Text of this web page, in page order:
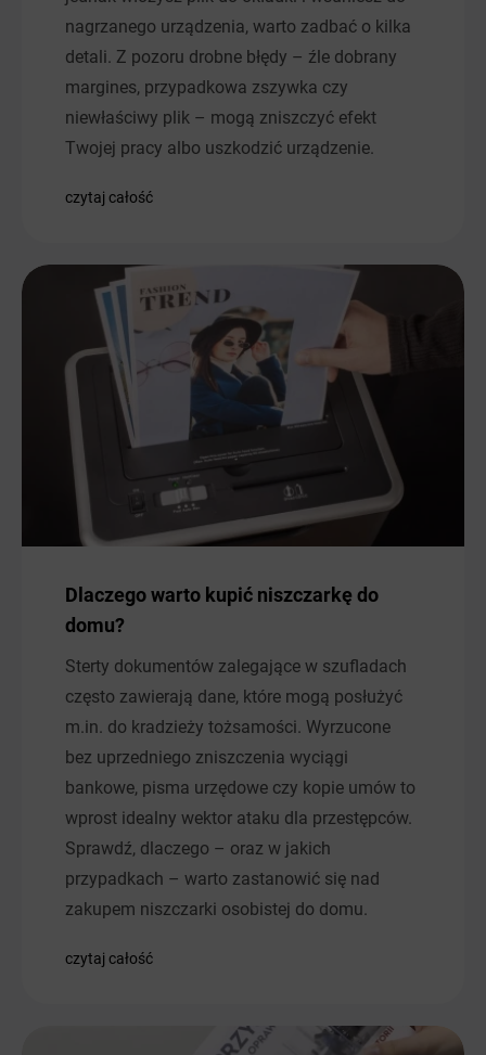
nagrzanego urządzenia, warto zadbać o kilka
detali. Z pozoru drobne błędy – źle dobrany
margines, przypadkowa zszywka czy
niewłaściwy plik – mogą zniszczyć efekt
Twojej pracy albo uszkodzić urządzenie.
czytaj całość
Dlaczego warto kupić niszczarkę do
domu?
Sterty dokumentów zalegające w szufladach
często zawierają dane, które mogą posłużyć
m.in. do kradzieży tożsamości. Wyrzucone
bez uprzedniego zniszczenia wyciągi
bankowe, pisma urzędowe czy kopie umów to
wprost idealny wektor ataku dla przestępców.
Sprawdź, dlaczego – oraz w jakich
przypadkach – warto zastanowić się nad
zakupem niszczarki osobistej do domu.
czytaj całość